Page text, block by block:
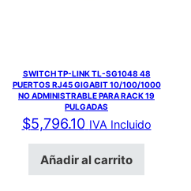
SWITCH TP-LINK TL-SG1048 48
PUERTOS RJ45 GIGABIT 10/100/1000
NO ADMINISTRABLE PARA RACK 19
PULGADAS
$5,796.10 IVA Incluido
Añadir al carrito